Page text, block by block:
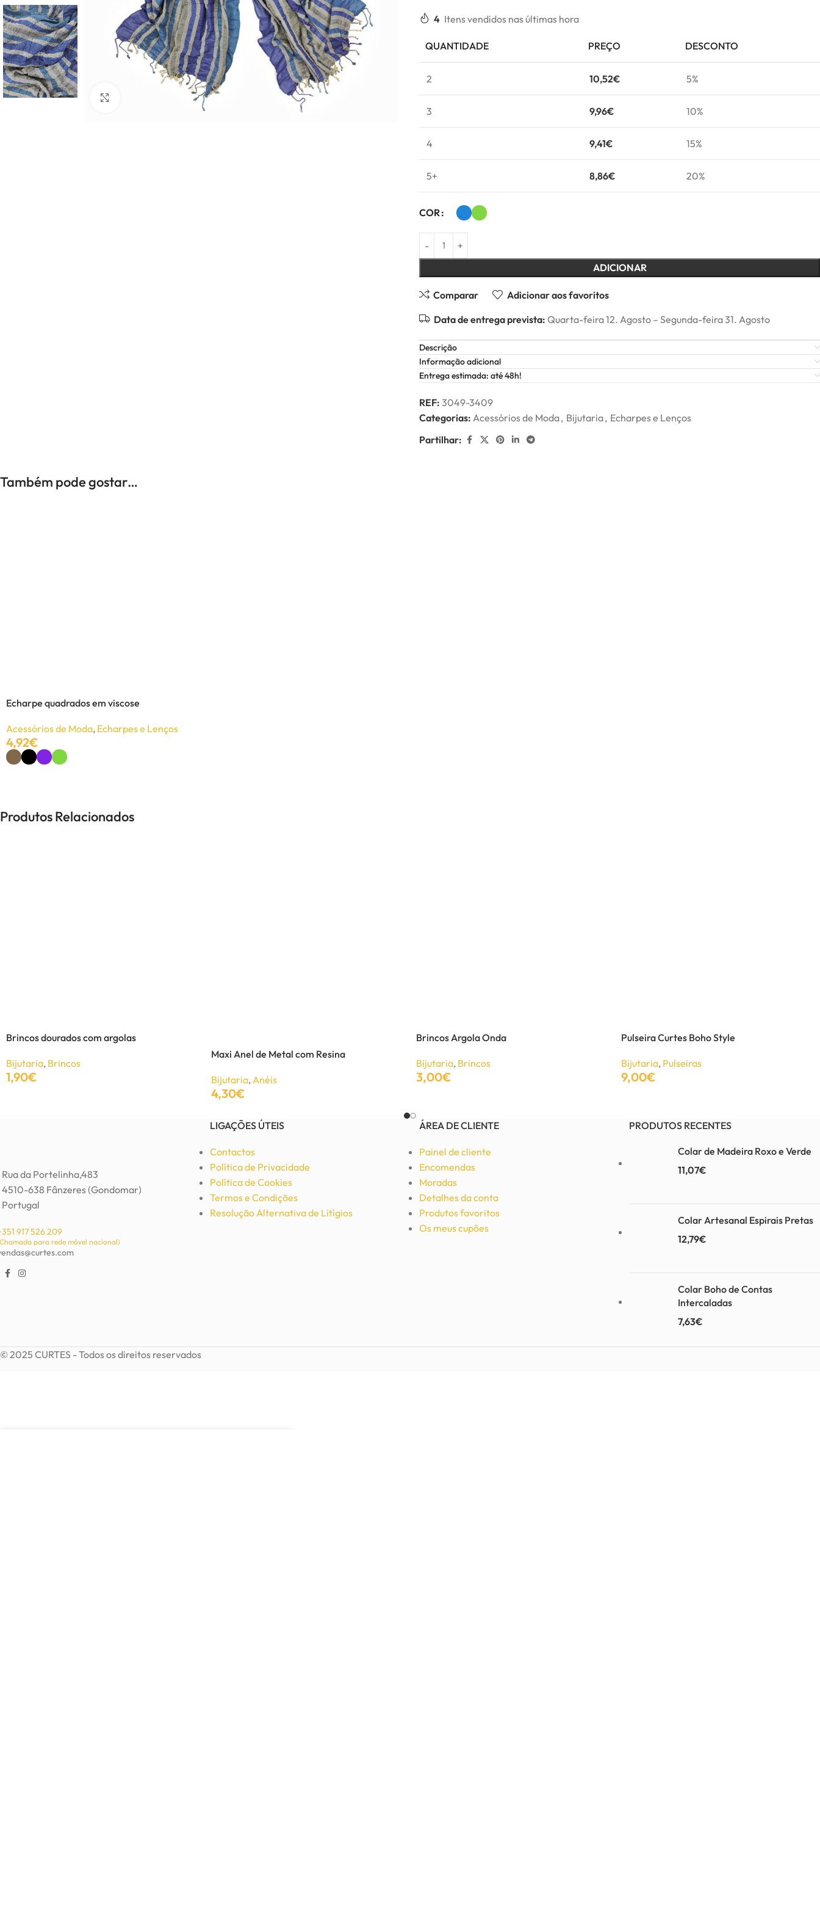
BIJUTARIA
4 Itens vendidos nas últimas hora
QUANTIDADE PREÇO DESCONTO
2 10,52€ 5%
3 9,96€ 10%
4 9,41€ 15%
5+ 8,86€ 20%
COR
ADICIONAR
Comparar Adicionar aos favoritos
Data de entrega prevista: Quarta-feira 12. Agosto – Segunda-feira 31. Agosto
Descrição
Informação adicional
Entrega estimada: até 48h!
REF: 3049-3409
Categorias: Acessórios de Moda, Bijutaria, Echarpes e Lenços
Partilhar:
Também pode gostar…
Echarpe quadrados em viscose
Acessórios de Moda, Echarpes e Lenços
4,92€
Produtos Relacionados
Brincos dourados com argolas
Bijutaria, Brincos
1,90€
Maxi Anel de Metal com Resina
Bijutaria,Anéis
4,30€
Adicionar
Brincos Argola Onda
Bijutaria, Brincos
3,00€
Pulseira Curtes Boho Style
Bijutaria, Pulseiras
9,00€
Rua da Portelinha,483
4510-638 Fânzeres (Gondomar)
Portugal
917 526 209
para rede móvel nacional)
LIGAÇÕES ÚTEIS
Contactos
Política de Privacidade
Política de Cookies
Termos e Condições
Resolução Alternativa de Litígios
ÁREA DE CLIENTE
Painel de cliente
Encomendas
Moradas
Detalhes da conta
Produtos favoritos
Os meus cupões
PRODUTOS RECENTES
Colar de Madeira Roxo e Verde
11,07€
Colar Artesanal Espirais Pretas
12,79€
Colar Boho de Contas
Intercaladas
7,63€
© 2025 CURTES - Todos os direitos reservados